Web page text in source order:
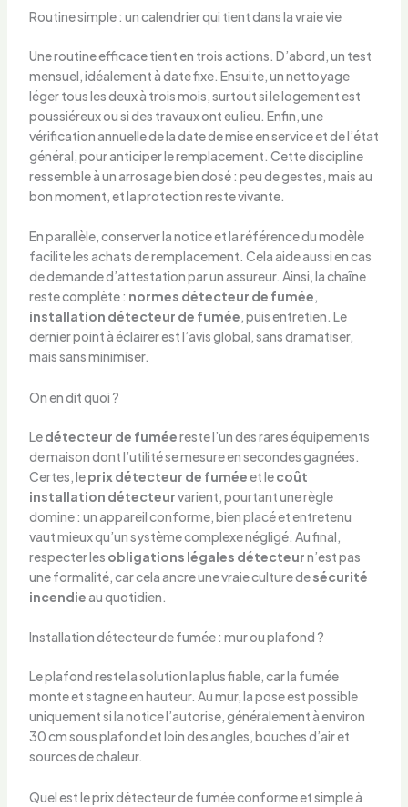
Routine simple : un calendrier qui tient dans la vraie vie
Une routine efficace tient en trois actions. D’abord, un test
mensuel, idéalement à date fixe. Ensuite, un nettoyage
léger tous les deux à trois mois, surtout si le logement est
poussiéreux ou si des travaux ont eu lieu. Enfin, une
vérification annuelle de la date de mise en service et de l’état
général, pour anticiper le remplacement. Cette discipline
ressemble à un arrosage bien dosé : peu de gestes, mais au
bon moment, et la protection reste vivante.
En parallèle, conserver la notice et la référence du modèle
facilite les achats de remplacement. Cela aide aussi en cas
de demande d’attestation par un assureur. Ainsi, la chaîne
reste complète : normes détecteur de fumée,
installation détecteur de fumée, puis entretien. Le
dernier point à éclairer est l’avis global, sans dramatiser,
mais sans minimiser.
On en dit quoi ?
Ledétecteur de fuméereste l’un des rares équipements
de maison dont l’utilité se mesure en secondes gagnées.
Certes, leprix détecteur de fuméeet lecoût
installation détecteurvarient, pourtant une règle
domine : un appareil conforme, bien placé et entretenu
vaut mieux qu’un système complexe négligé. Au final,
respecter les obligations légales détecteurn’est pas
une formalité, car cela ancre une vraie culture desécurité
incendieau quotidien.
Installation détecteur de fumée : mur ou plafond ?
Le plafond reste la solution la plus fiable, car la fumée
monte et stagne en hauteur. Au mur, la pose est possible
uniquement si la notice l’autorise, généralement à environ
30 cm sous plafond et loin des angles, bouches d’air et
sources de chaleur.
Quel est le prix détecteur de fumée conforme et simple à